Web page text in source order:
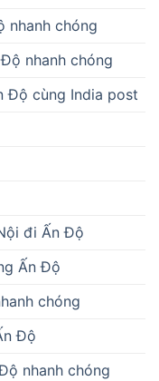
nhanh chóng
nhanh chóng
Độ cùng India post
đi Ấn Độ
Ấn Độ
chóng
Độ
nhanh chóng